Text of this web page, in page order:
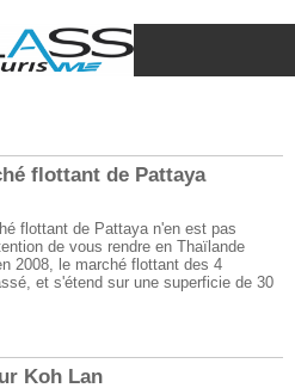
flottant de Pattaya
flottant de Pattaya n'en est pas
de vous rendre en Thaïlande
2008, le marché flottant des 4
et s'étend sur une superficie de 30
Koh Lan